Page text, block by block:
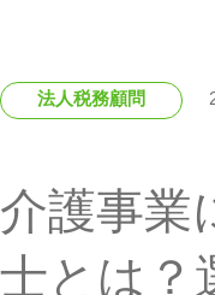
法人税務顧問
介護事業
士とは？